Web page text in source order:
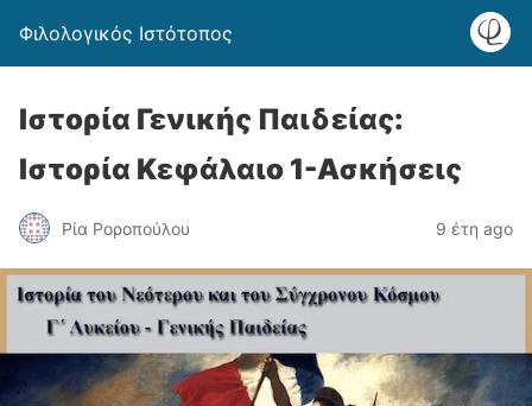
Φιλολογικός Ιστότοπος
Ιστορία Γενικής Παιδείας:
Ιστορία Κεφάλαιο 1-Ασκήσεις
Ρία Ροροπούλου 9 έτη ago